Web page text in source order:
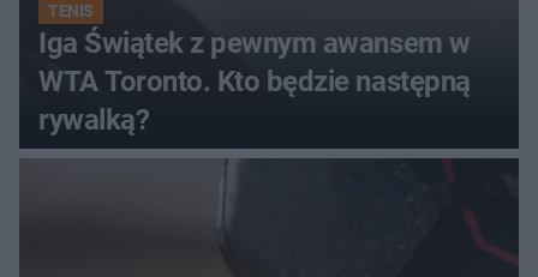
TENIS
Iga Świątek z pewnym awansem w
WTA Toronto. Kto będzie następną
rywalką?